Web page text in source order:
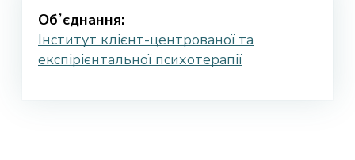
Обʼєднання:
Інститут клієнт-центрованої та
експірієнтальної психотерапії